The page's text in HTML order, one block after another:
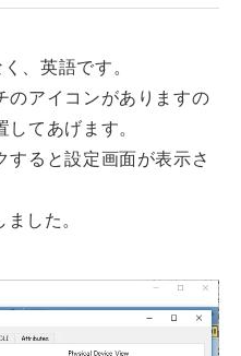
、英語です。
のアイコンがありますの
てあげます。
すると設定画面が表示さ
した。